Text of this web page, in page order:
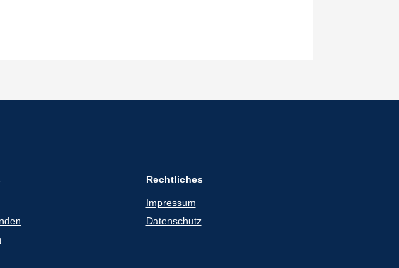
Rechtliches
Impressum
Datenschutz